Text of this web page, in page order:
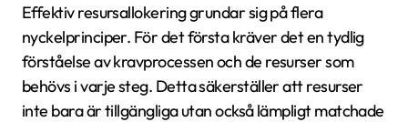
Effektiv resursallokering grundar sig på flera
nyckelprinciper. För det första kräver det en tydlig
förståelse av kravprocessen och de resurser som
behövs i varje steg. Detta säkerställer att resurser
inte bara är tillgängliga utan också lämpligt matchade